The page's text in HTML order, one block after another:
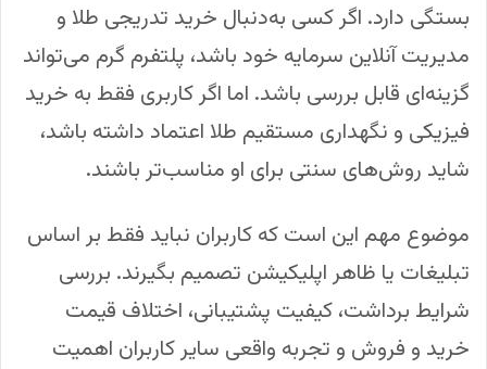
بستگی دارد. اگر کسی به‌دنبال خرید تدریجی طلا و
مدیریت آنلاین سرمایه خود باشد، پلتفرم گرم می‌تواند
گزینه‌ای قابل بررسی باشد. اما اگر کاربری فقط به خرید
فیزیکی و نگهداری مستقیم طلا اعتماد داشته باشد،
شاید روش‌های سنتی برای او مناسب‌تر باشند.
موضوع مهم این است که کاربران نباید فقط بر اساس
تبلیغات یا ظاهر اپلیکیشن تصمیم بگیرند. بررسی
شرایط برداشت، کیفیت پشتیبانی، اختلاف قیمت
خرید و فروش و تجربه واقعی سایر کاربران اهمیت